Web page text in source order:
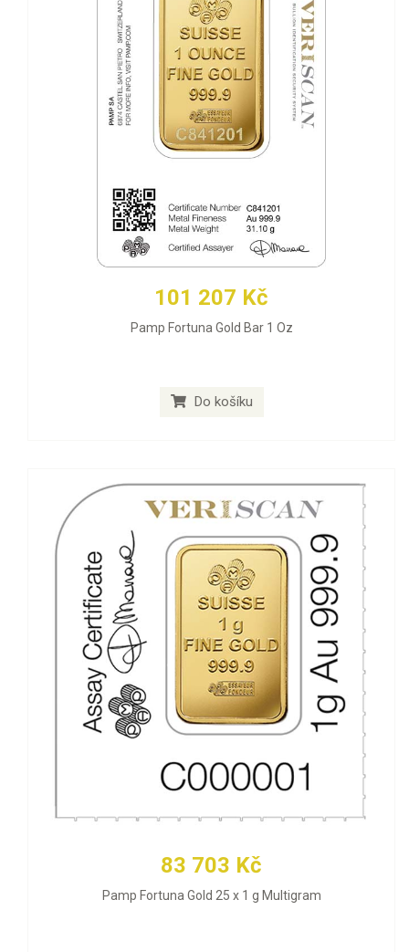
101 207 Kč
Pamp Fortuna Gold Bar 1 Oz
Do košíku
83 703 Kč
Pamp Fortuna Gold 25 x 1 g Multigram